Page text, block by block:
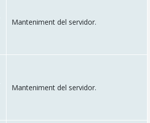
Manteniment del servidor.
Manteniment del servidor.